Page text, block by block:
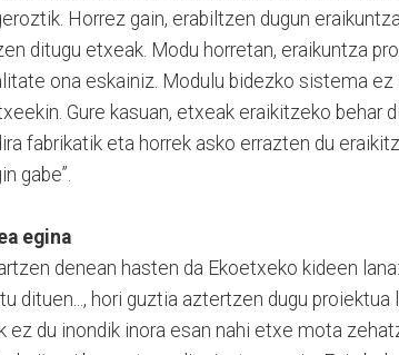
Horrez gain, erabiltzen dugun
ditugu etxeak. Modu horretan, eraikuntza
ona eskainiz. Modulu bidezko sistema ez
Gure kasuan, etxeak eraikitzeko behar
fabrikatik eta horrek asko errazten du
gabe”.
egina
denean hasten da Ekoetxeko kideen
dituen..., hori guztia aztertzen dugu proiektua
ez du inondik inora esan nahi etxe mota